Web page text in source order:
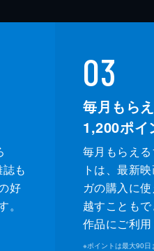
も
好
03
毎月もら
1,200ポイ
毎月もらえ
トは、最新
ガの購入に
越すことも
作品にご利用
※ポイントは最大90日